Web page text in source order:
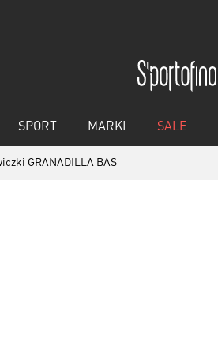
SPORT MARKI SALE
GRANADILLA BAS